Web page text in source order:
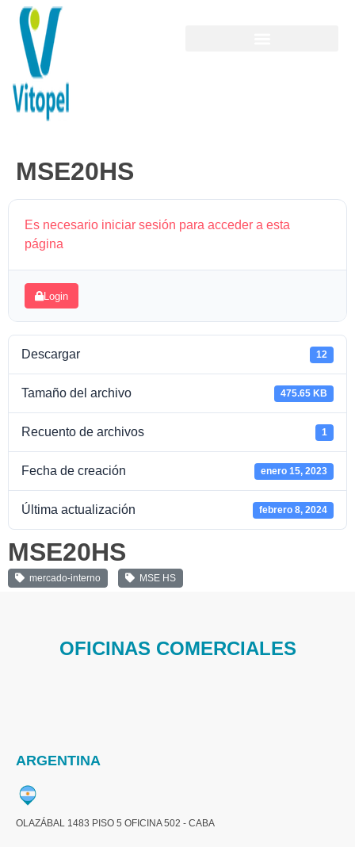
MSE20HS
Es necesario iniciar sesión para acceder a esta
página
Login
Descargar 12
Tamaño del archivo 475.65 KB
Recuento de archivos 1
Fecha de creación enero 15, 2023
Última actualización febrero 8, 2024
MSE20HS
mercado-interno MSE HS
OFICINAS COMERCIALES
ARGENTINA
OLAZÁBAL 1483 PISO 5 OFICINA 502 - CABA